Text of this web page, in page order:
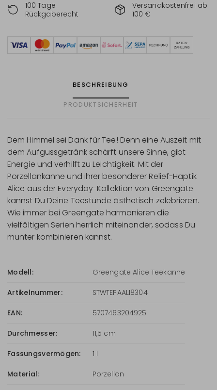
100 Tage
Rückgaberecht
Versandkostenfrei ab
100 €
BESCHREIBUNG
PRODUKTSICHERHEIT
Dem Himmel sei Dank für Tee! Denn eine Auszeit mit
dem Aufgussgetränk schärft unsere Sinne, gibt
Energie und verhilft zu Leichtigkeit. Mit der
Porzellankanne und ihrer besonderer Relief-Haptik
Alice aus der Everyday-Kollektion von Greengate
kannst Du Deine Teestunde ästhetisch zelebrieren.
Wie immer bei Greengate harmonieren die
vielfältigen Serien herrlich miteinander, sodass Du
munter kombinieren kannst.
Modell: Greengate Alice Teekanne
Artikelnummer: STWTEPAALI8304
EAN: 5707463204925
Durchmesser: 11,5 cm
Fassungsvermögen: 1 l
Material: Porzellan